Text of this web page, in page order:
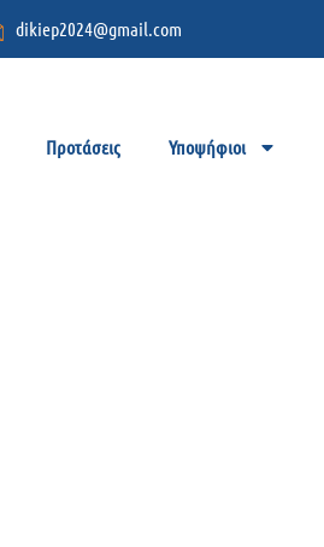
dikiep2024@gmail.com
Προτάσεις Υποψήφιοι